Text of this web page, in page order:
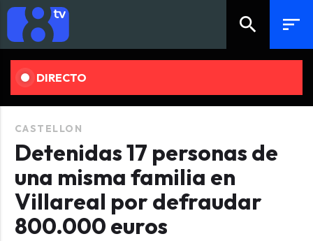
search sort
DIRECTO
CASTELLON
Detenidas 17 personas de
una misma familia en
Villareal por defraudar
800.000 euros